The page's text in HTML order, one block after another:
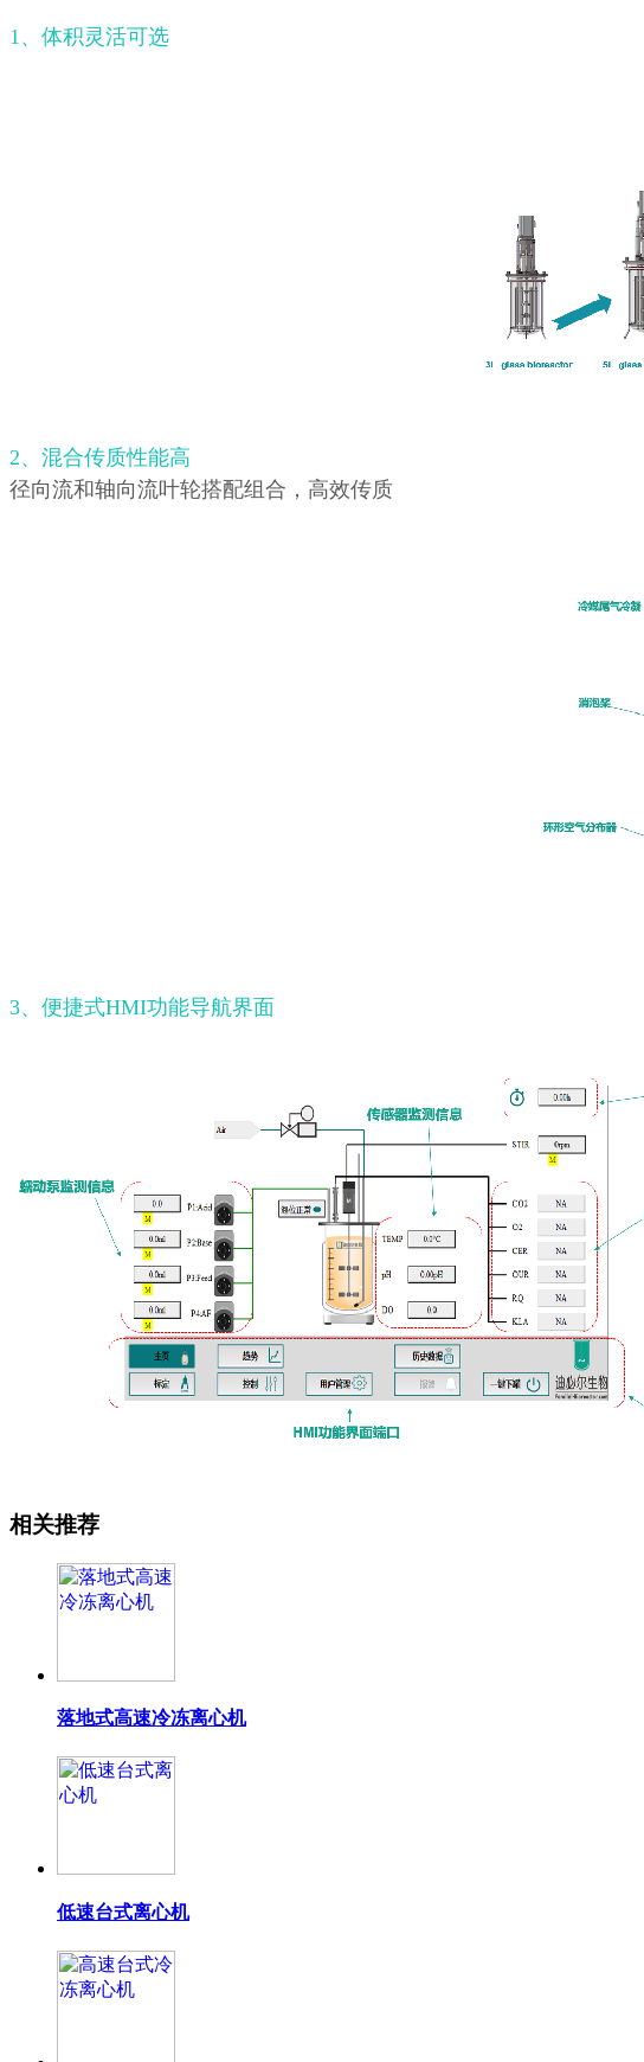
1、体积灵活可选
2、混合传质性能高
径向流和轴向流叶轮搭配组合，高效传质
3、便捷式HMI功能导航界面
相关推荐
落地式高速冷冻离心机
低速台式离心机